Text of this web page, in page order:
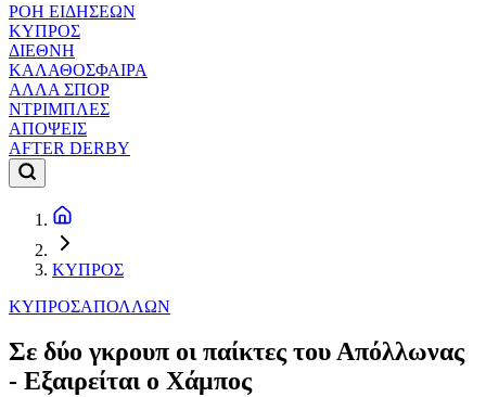
ΡΟΗ ΕΙΔΗΣΕΩΝ
ΚΥΠΡΟΣ
ΔΙΕΘΝΗ
ΚΑΛΑΘΟΣΦΑΙΡΑ
ΑΛΛΑ ΣΠΟΡ
ΝΤΡΙΜΠΛΕΣ
ΑΠΟΨΕΙΣ
AFTER DERBY
ΚΥΠΡΟΣ
ΚΥΠΡΟΣΑΠΟΛΛΩΝ
Σε δύο γκρουπ οι παίκτες του Απόλλωνας
- Εξαιρείται ο Χάμπος